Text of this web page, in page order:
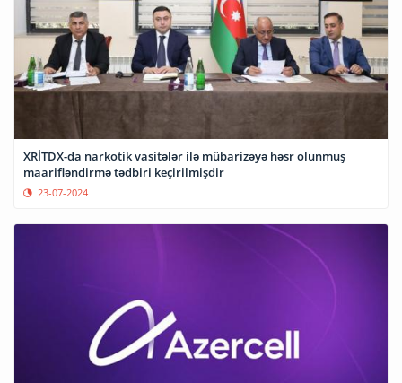
XRİTDX-da narkotik vasitələr ilə mübarizəyə həsr olunmuş
maarifləndirmə tədbiri keçirilmişdir
23-07-2024